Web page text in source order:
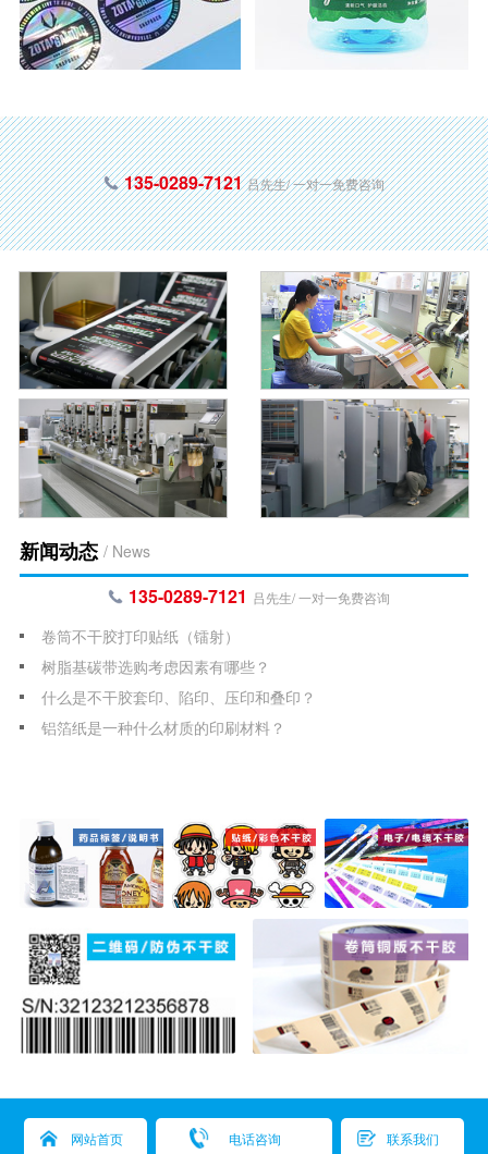
135-0289-7121 吕先生/ 一对一免费咨询
新闻动态 / News
135-0289-7121 吕先生/ 一对一免费咨询
卷筒不干胶打印贴纸（镭射）
树脂基碳带选购考虑因素有哪些？
什么是不干胶套印、陷印、压印和叠印？
铝箔纸是一种什么材质的印刷材料？
版权所有：深圳市天宇彩标签科技有限公司
网站首页 电话咨询 联系我们